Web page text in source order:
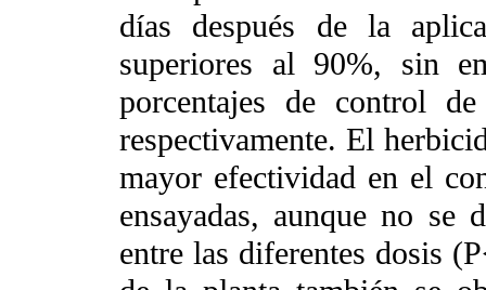
días después de la
superiores al 90%, sin
porcentajes de control
respectivamente. El
mayor efectividad en el
ensayadas, aunque no se
entre las diferentes dosis